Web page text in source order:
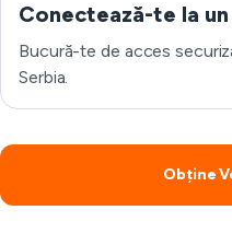
Conectează-te la
Bucură-te de acces
Serbia.
Obține